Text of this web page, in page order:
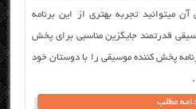
میتوانید تجربه بهتری از این برنامه
قدرتمند جایگزین مناسبی برای پخش
پخش کننده موسیقی را با دوستان خود
مطلب